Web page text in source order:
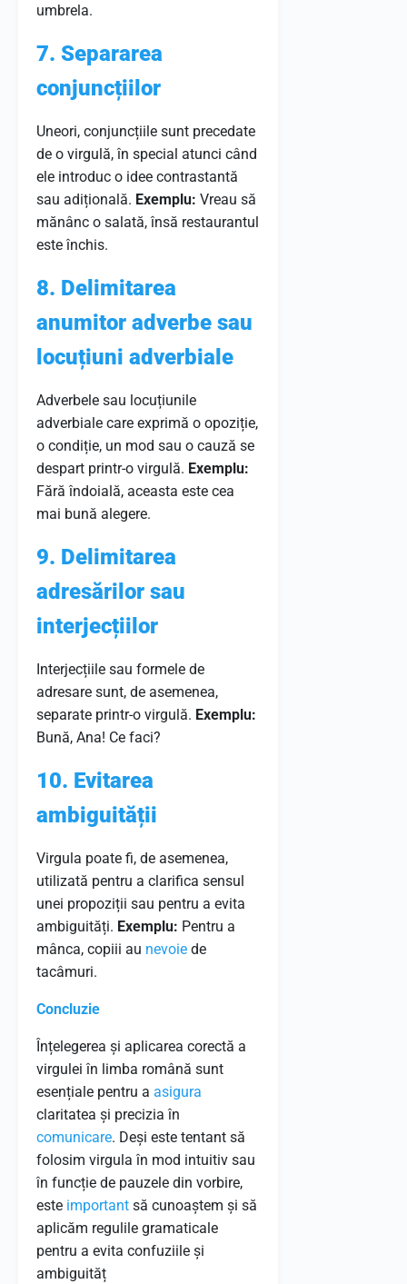
umbrela.
7. Separarea
conjuncțiilor
Uneori, conjuncțiile sunt precedate
de o virgulă, în special atunci când
ele introduc o idee contrastantă
sau adițională. Exemplu: Vreau să
mănânc o salată, însă restaurantul
este închis.
8. Delimitarea
anumitor adverbe sau
locuțiuni adverbiale
Adverbele sau locuțiunile
adverbiale care exprimă o opoziție,
o condiție, un mod sau o cauză se
despart printr-o virgulă. Exemplu:
Fără îndoială, aceasta este cea
mai bună alegere.
9. Delimitarea
adresărilor sau
interjecțiilor
Interjecțiile sau formele de
adresare sunt, de asemenea,
separate printr-o virgulă. Exemplu:
Bună, Ana! Ce faci?
10. Evitarea
ambiguității
Virgula poate fi, de asemenea,
utilizată pentru a clarifica sensul
unei propoziții sau pentru a evita
ambiguități. Exemplu: Pentru a
mânca, copiii au nevoie de
tacâmuri.
Concluzie
Înțelegerea și aplicarea corectă a
virgulei în limba română sunt
esențiale pentru a asigura
claritatea și precizia în
comunicare. Deși este tentant să
folosim virgula în mod intuitiv sau
în funcție de pauzele din vorbire,
este important să cunoaștem și să
aplicăm regulile gramaticale
pentru a evita confuziile și
ambiguităț